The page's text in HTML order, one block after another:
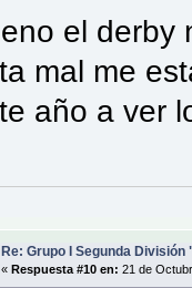
el derby
mal me
año a ver
Re: Grupo I Segunda División
« Respuesta #10 en: 21 de